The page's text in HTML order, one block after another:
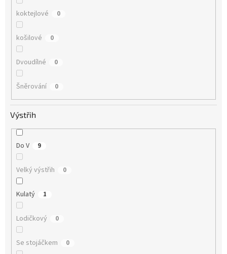
koktejlové 0
košilové 0
Dvoudílné 0
Šněrování 0
Výstřih
Do V 9
Velký výstřih 0
Kulatý 1
Lodičkový 0
Se stojáčkem 0